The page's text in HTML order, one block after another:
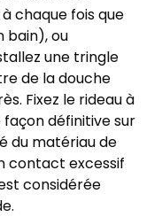
chaque fois que
bain), ou
une tringle
de la douche
Fixez le rideau à
définitive sur
du matériau de
contact excessif
considérée